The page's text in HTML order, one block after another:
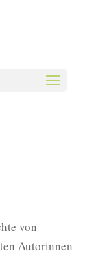
von
Autorinnen